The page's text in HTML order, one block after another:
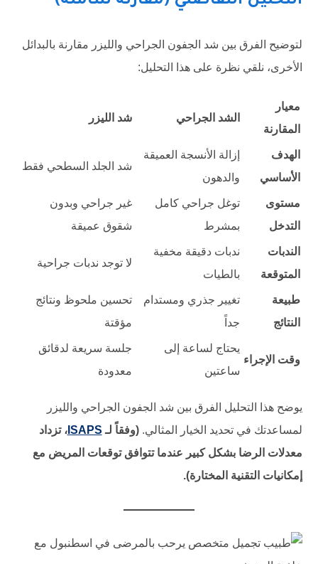
لتوضيح الفرق بين شد الجفون الجراحي والليزر مقارنة بالبدائل
الأخرى، نلقي نظرة على هذا التحليل:
معيار
المقارنة
الشد الجراحي شد الليزر
الهدف
الأساسي
إزالة الأنسجة العميقة
والدهون
شد الجلد السطحي فقط
مستوى
التدخل
توغل جراحي كامل
بمشرط
غير جراحي وبدون
شقوق عميقة
الندبات
المتوقعة
ندبات دقيقة مخفية
بالطيات
لا توجد ندبات جراحية
طبيعة
النتائج
تغيير جذري ومستدام
جداً
تحسين ملحوظ ونتائج
مؤقتة
وقت الإجراء
يحتاج لساعة إلى
ساعتين
جلسة سريعة لدقائق
معدودة
يوضح هذا التحليل الفرق بين شد الجفون الجراحي والليزر
لمساعدتك في تحديد الخيار المثالي.(وفقاً لـ ISAPS، تزداد
معدلات الرضا بشكل كبير عندما تتوافق توقعات المريض مع
إمكانيات التقنية المختارة).